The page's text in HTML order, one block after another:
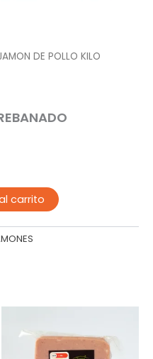
DE POLLO KILO
carrito